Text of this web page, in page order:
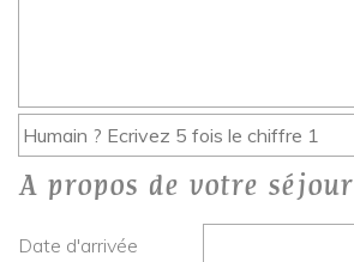
A propos de votre séjour
Date d'arrivée